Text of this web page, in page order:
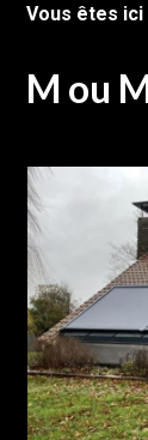
Vous êtes
M ou